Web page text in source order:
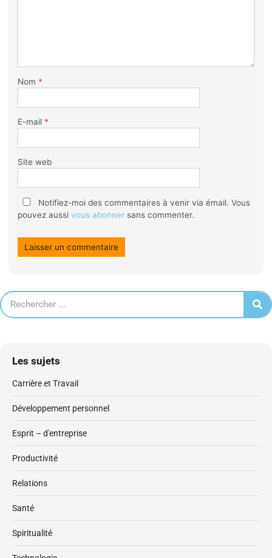
Nom *
E-mail *
Site web
Notifiez-moi des commentaires à venir via émail. Vous
pouvez aussi vous abonnersans commenter.
Les sujets
Carrière et Travail
Développement personnel
Esprit – d'entreprise
Productivité
Relations
Santé
Spiritualité